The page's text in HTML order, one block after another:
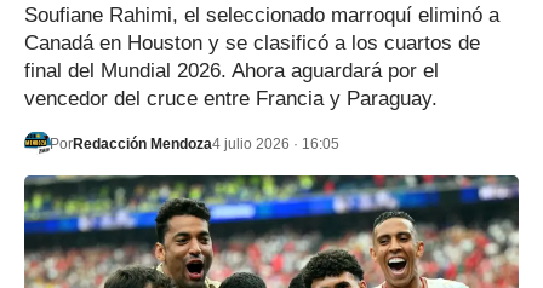
Soufiane Rahimi, el seleccionado marroquí eliminó a
Canadá en Houston y se clasificó a los cuartos de
final del Mundial 2026. Ahora aguardará por el
vencedor del cruce entre Francia y Paraguay.
PorRedacción Mendoza4 julio 2026 · 16:05